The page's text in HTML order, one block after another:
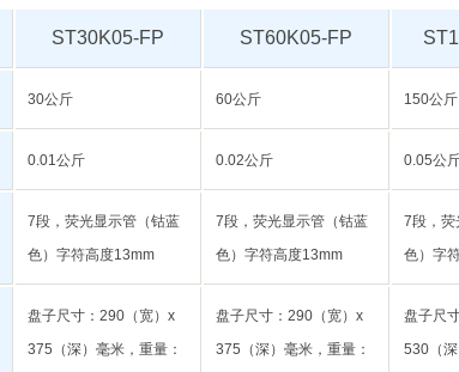
ST30K05-FP ST60K05-FP
30公斤 60公斤 150公斤
0.01公斤 0.02公斤 0.05公
7段，荧光显示管（钴蓝
色）字符高度13mm
7段，荧光显示管（钴蓝
色）字符高度13mm
7段，荧
色）字
盘子尺寸：290（宽）x
375（深）毫米，重量：
盘子尺寸：290（宽）x
375（深）毫米，重量：
盘子尺
530（深